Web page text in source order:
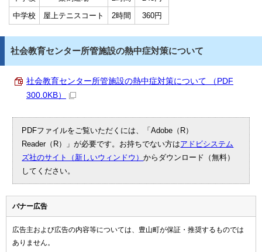
中学校
屋上テニスコート 2時間 360円
社会教育センター所管施設の熱中症対策について
社会教育センター所管施設の熱中症対策について （PDF
300.0KB）
PDFファイルをご覧いただくには、「Adobe（R）
Reader（R）」が必要です。お持ちでない方はアドビシステム
ズ社のサイト（新しいウィンドウ）からダウンロード（無料）
してください。
バナー広告
広告主および広告の内容等については、豊山町が保証・推奨するものでは
ありません。